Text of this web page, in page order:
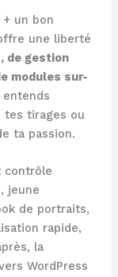
+ un bon
une liberté
de gestion
modules sur-
tes tirages ou
ta passion.
contrôle
jeune
de portraits,
rapide,
la
WordPress